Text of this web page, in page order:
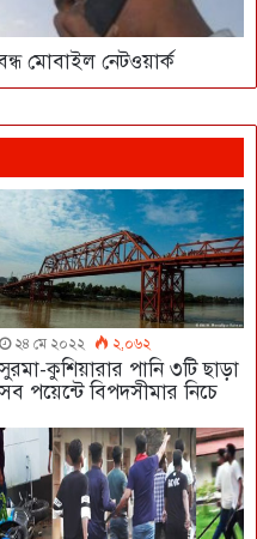
মোবাইল নেটওয়ার্ক
২৪ মে ২০২২ ২,০৬২
সুরমা-কুশিয়ারার পানি ৩টি ছাড়া
সব পয়েন্টে বিপদসীমার নিচে